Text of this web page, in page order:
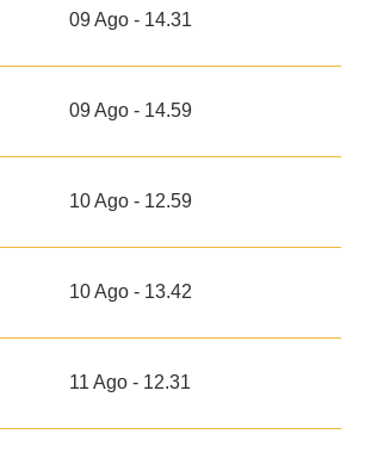
09 Ago - 14.31
09 Ago - 14.59
10 Ago - 12.59
10 Ago - 13.42
11 Ago - 12.31